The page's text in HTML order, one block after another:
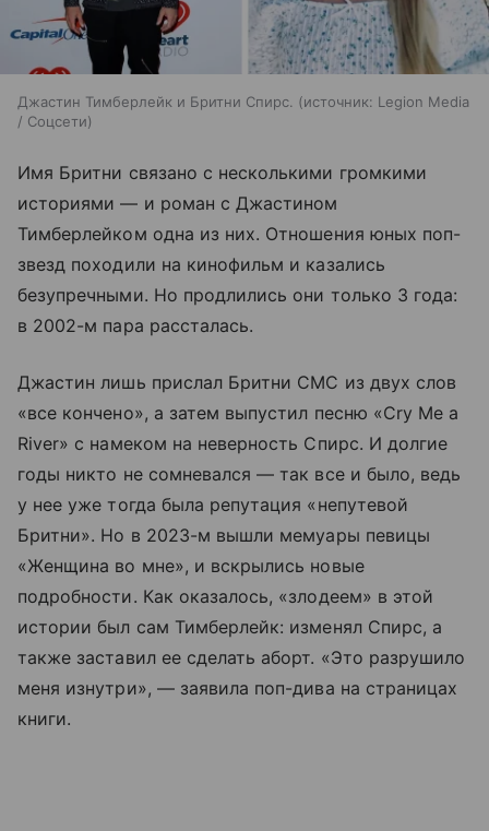
Джастин Тимберлейк и Бритни Спирс. источник: Legion Media
/ Соцсети
Имя Бритни связано с несколькими громкими
историями — и роман с Джастином
Тимберлейком одна из них. Отношения юных поп-
звезд походили на кинофильм и казались
безупречными. Но продлились они только 3 года:
в 2002-м пара рассталась.
Джастин лишь прислал Бритни СМС из двух слов
«все кончено», а затем выпустил песню «Cry Me a
River» с намеком на неверность Спирс. И долгие
годы никто не сомневался — так все и было, ведь
у нее уже тогда была репутация «непутевой
Бритни». Но в 2023-м вышли мемуары певицы
«Женщина во мне», и вскрылись новые
подробности. Как оказалось, «злодеем» в этой
истории был сам Тимберлейк: изменял Спирс, а
также заставил ее сделать аборт. «Это разрушило
меня изнутри», — заявила поп-дива на страницах
книги.